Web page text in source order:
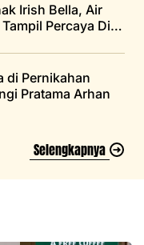
Irish Bella, Air
Percaya Diri
di Pernikahan
Pratama Arhan
Selengkapnya